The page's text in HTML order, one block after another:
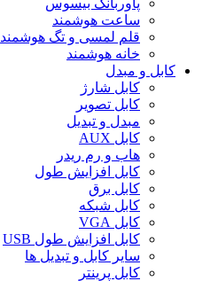
ساعت هوشمند
قلم لمسی و تگ هوشمند
خانه هوشمند
کابل و مبدل
کابل شارژ
کابل تصویر
مبدل و تبدیل
کابل AUX
هاب و رم ریدر
کابل افزایش طول
کابل برق
کابل شبکه
کابل VGA
کابل افزایش طول USB
سایر کابل و تبدیل ها
کابل پرینتر